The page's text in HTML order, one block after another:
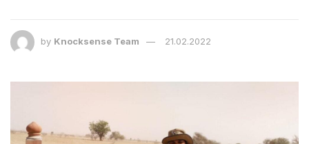
by Knocksense Team 21.02.2022